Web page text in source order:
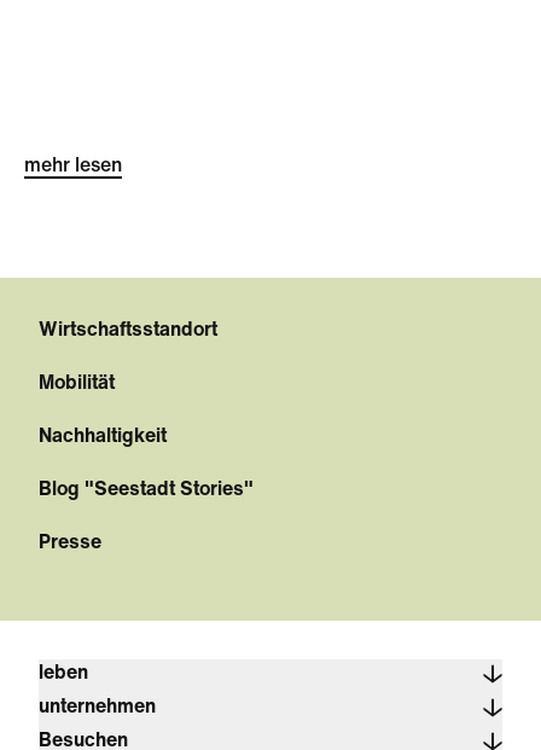
mehr lesen
Wirtschaftsstandort
Mobilität
Nachhaltigkeit
Blog "Seestadt Stories"
Presse
leben
unternehmen
Besuchen